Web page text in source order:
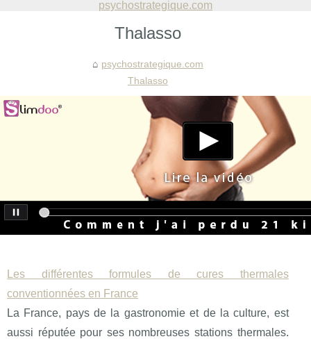
Thalasso
psychostrategique.com
Thalasso
Les différentes formules de cures thermales
conventionnées en France
La France, pays de la gastronomie et de la culture, est
aussi réputée pour ses nombreuses stations thermales.
psychostrategique.com